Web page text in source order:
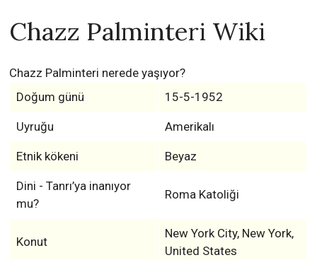
Chazz Palminteri Wiki
Chazz Palminteri nerede yaşıyor?
Doğum günü
15-5-1952
Uyruğu Amerikalı
Etnik kökeni Beyaz
Dini - Tanrı’ya inanıyor
mu?
Roma Katoliği
Konut
New York City, New York,
United States